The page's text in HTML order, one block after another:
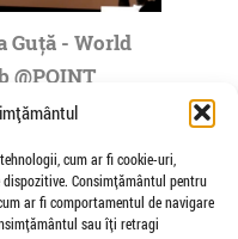
cum ar fi cookie-uri,
Consimțământul pentru
ar fi comportamentul de navigare
sau îți retragi
Guță - World
@POINT
in fields such as